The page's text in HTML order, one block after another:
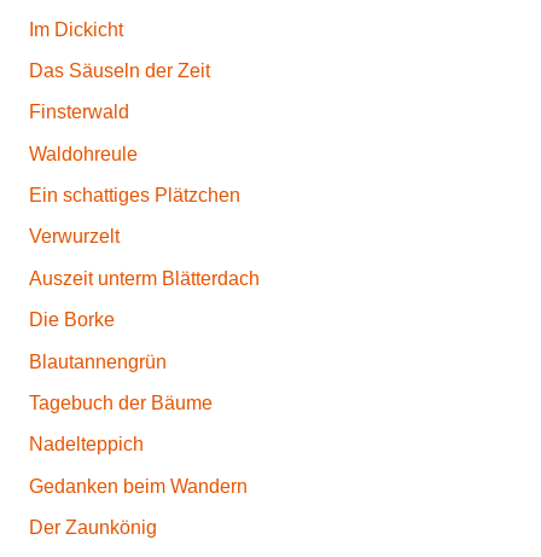
Im Dickicht
Das Säuseln der Zeit
Finsterwald
Waldohreule
Ein schattiges Plätzchen
Verwurzelt
Auszeit unterm Blätterdach
Die Borke
Blautannengrün
Tagebuch der Bäume
Nadelteppich
Gedanken beim Wandern
Der Zaunkönig